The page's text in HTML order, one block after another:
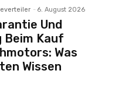
- 6. August 2026
Und
Beim Kauf
Was
Wissen